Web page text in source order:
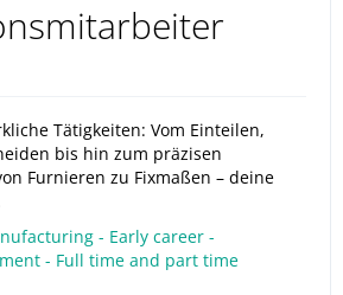
Tätigkeiten: Vom Einteilen,
bis hin zum präzisen
Furnieren zu Fixmaßen – deine
- Early career -
- Full time and part time